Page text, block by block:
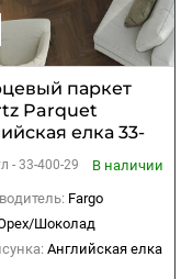
паркет
Parquet
елка 33-
- 33-400-29
В наличии
Fargo
Шоколад
Английская елка